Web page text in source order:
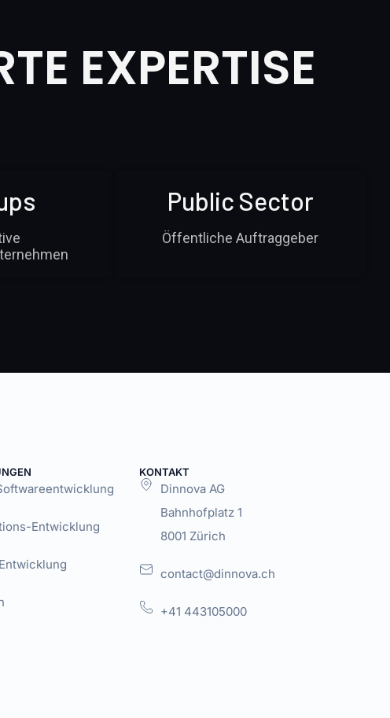
EXPERTISE
Public Sector
Öffentliche Auftraggeber
Entwicklung
KONTAKT
Dinnova AG
Bahnhofplatz 1
8001 Zürich
contact@dinnova.ch
+41 443105000